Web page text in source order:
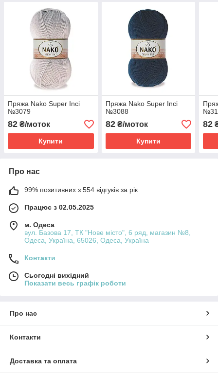
Пряжа Nako Super Inci
№3079
82 ₴/моток
Купити
Пряжа Nako Super Inci
№3088
82₴/моток
Купити
82
Про нас
99% позитивних з 554 відгуків за рік
Працює з 02.05.2025
м. Одеса
вул. Базова 17, ТК "Нове місто", 6 ряд, магазин №8,
Одеса, Україна, 65026, Одеса, Україна
Контакти
Сьогодні вихідний
Показати весь графік роботи
Про нас
Контакти
Доставка та оплата